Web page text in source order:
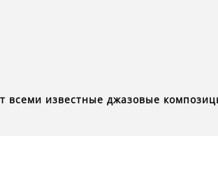
всеми известные джазовые